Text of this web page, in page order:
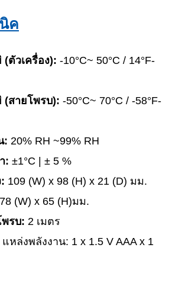
ค
ตัวเครื่อง): -10°C~ 50°C / 14°F-
สายโพรบ): -50°C~ 70°C / -58°F-
: 20% RH ~99% RH
: ±1°C | ± 5 %
109 (W) x 98 (H) x 21 (D) มม.
78 (W) x 65 (H)มม.
รบ: 2 เมตร
แหล่งพลังงาน: 1 x 1.5 V AAA x 1